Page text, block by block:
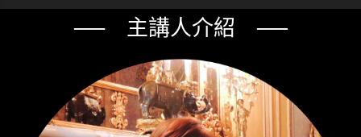
── 主講人介紹 ──